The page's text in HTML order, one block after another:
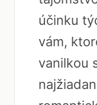
účinku
vám,
vanilkou